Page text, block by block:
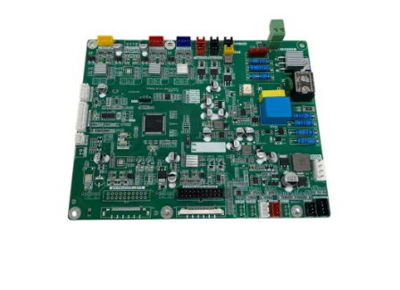
その他
フィラメント乾燥・防
湿ボックス
フィラメント保管用乾
燥剤
カプトンテープ
PP用タックシート
在庫処分セール
サポート
お問い合わせ ダウンロード FAQ
ショールーム
オフィシャルサイト
法人窓口
マイページ
カートを見る